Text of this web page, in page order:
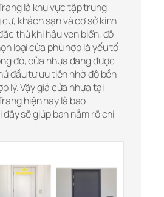
là khu vực tập trung
khách sạn và cơ sở kinh
thù khi hậu ven biển, độ
loại cửa phù hợp là yếu tố
đó,cửa nhựađang được
đầu tư ưu tiên nhờ độ bền
lý. Vậy giá cửa nhựa tại
hiện nay là bao
đây sẽ giúp bạn nắm rõ chi